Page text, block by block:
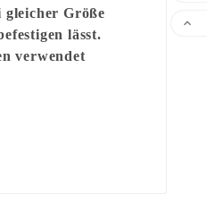
gleicher Größe
lässt.
verwendet
